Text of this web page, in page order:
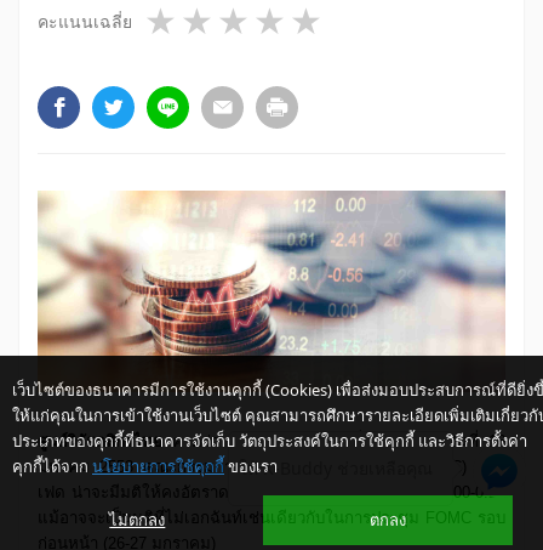
คะแนนเฉลี่ย 4 stars
3 stars
2 stars
1 star
ศูนย์วิจัยกสิกรไทยคาดว่า ในการประชุมรอบที่สองของปีในวันที่ 16
มีนาคม 2553 คณะกรรมการกำหนดนโยบายการเงิน (
FOMC ) ของ
เฟด น่าจะมีมติให้คงอัตราดอกเบี้ยFed Fundsไว้ที่ร้อยละ 0.00-0.25
แม้อาจจะเป็นมติที่ไม่เอกฉันท์เช่นเดียวกับในการประชุม
FOMC
รอบ
ก่อนหน้า (26-27 มกราคม)
เว็บไซต์ของธนาคารมีการใช้งานคุกกี้ (Cookies) เพื่อส่งมอบประสบการณ์ที่ดียิ่ง
ให้แก่คุณในการเข้าใช้งานเว็บไซต์ คุณสามารถศึกษารายละเอียดเพิ่มเติมเกี่ยวกั
ประเภทของคุกกี้ที่ธนาคารจัดเก็บ วัตถุประสงค์ในการใช้คุกกี้ และวิธีการตั้งค่า
คุกกี้ได้จาก นโยบายการใช้คุกกี้ ของเรา
ไม่ตกลง ตกลง
ให้ K-Buddy ช่วยเหลือคุณ